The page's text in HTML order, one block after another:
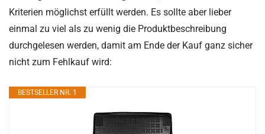
Kriterien möglichst erfüllt werden. Es sollte aber lieber
einmal zu viel als zu wenig die Produktbeschreibung
durchgelesen werden, damit am Ende der Kauf ganz sicher
nicht zum Fehlkauf wird:
BESTSELLER NR. 1